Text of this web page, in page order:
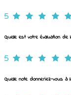
5
Quelle est votre évaluation de
5
Quelle note donneriez-vous à